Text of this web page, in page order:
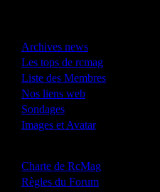
Archives news
Les tops de rcmag
Liste des Membres
Nos liens web
Sondages
Images et Avatar
Charte de RcMag
Règles du Forum